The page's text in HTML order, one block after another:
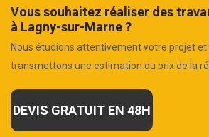
Vous souhaitez réaliser des
à Lagny-sur-Marne ?
Nous étudions attentivement votre projet et
transmettons une estimation du prix de la
DEVIS GRATUIT EN 48H